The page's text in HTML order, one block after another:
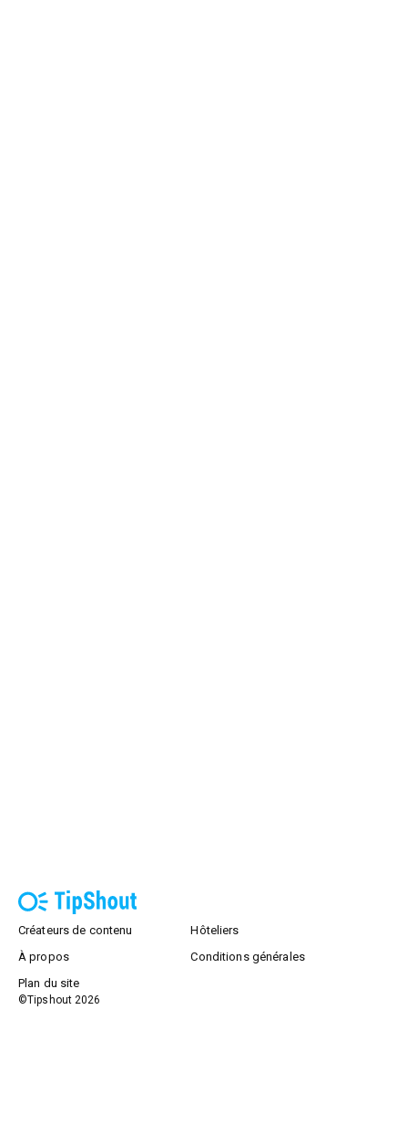
Créateurs de contenu
Hôteliers
À propos
Conditions générales
Plan du site
©Tipshout 2026